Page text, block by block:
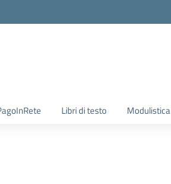
Libri di testo Modulistica